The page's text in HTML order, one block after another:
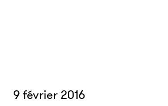
9 février 2016